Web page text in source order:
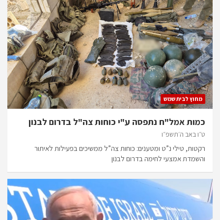
מחוץ לבית שמש
כמות אמל"ח נתפסה ע"י כוחות צה"ל בדרום לבנון
ט״ו באב ה׳תשפ״ו
רקטות, טילי נ”ט ומטענים: כוחות צה”ל ממשיכים בפעילות לאיתור
והשמדת אמצעי לחימה בדרום לבנון